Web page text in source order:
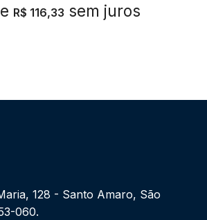
R$ 116,33 sem juros
128 - Santo Amaro, São
060.